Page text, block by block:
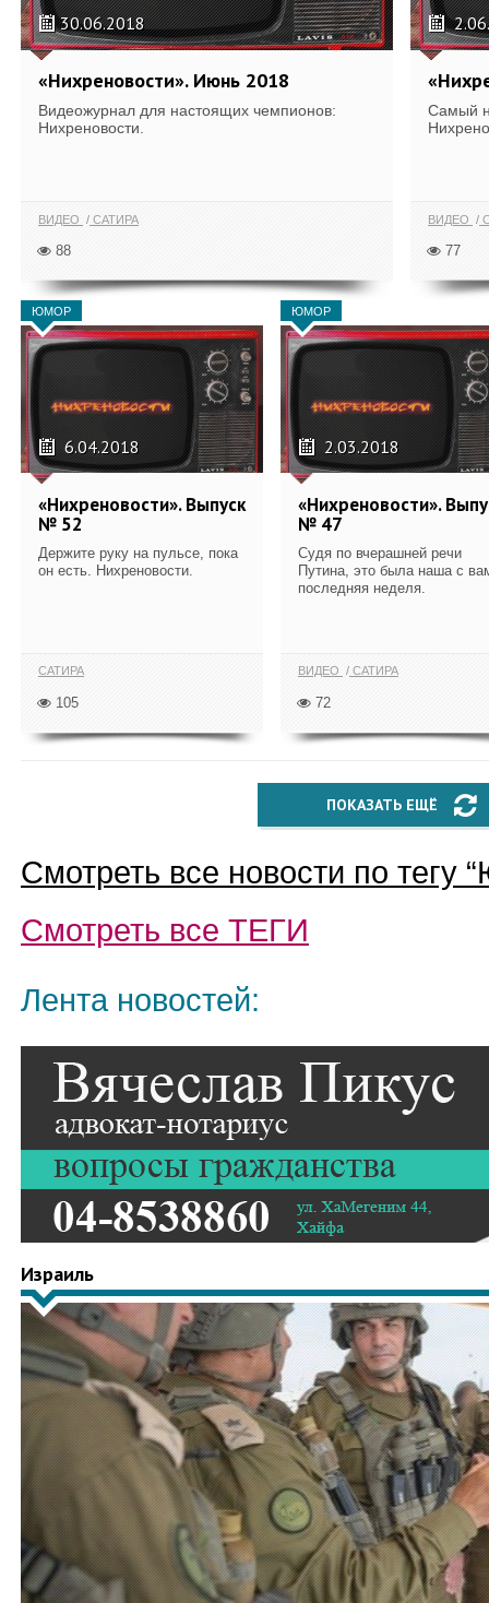
30.06.2018
«Нихреновости». Июнь 2018
Видеожурнал для настоящих чемпионов:
Нихреновости.
ВИДЕО САТИРА
88
Cамый
ВИДЕО
77
ЮМОР
6.04.2018
«Нихреновости». Выпуск
№ 52
Держите руку на пульсе, пока
он есть. Нихреновости.
САТИРА
105
ЮМОР
2.03.2018
«Нихреновости».
№ 47
Судя по вчерашней речи
Путина, это была наша с
последняя неделя.
ВИДЕО САТИРА
72
ПОКАЗАТЬ ЕЩЁ
Смотреть все новости по тегу “
Смотреть все ТЕГИ
Лента новостей:
Израиль